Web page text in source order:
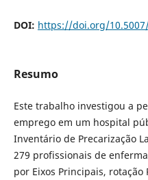
DOI: https://doi.org/
Resumo
Este trabalho investigou a
emprego em um hospital
Inventário de Precarização
279 profissionais de
por Eixos Principais,